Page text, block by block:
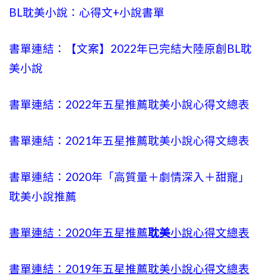
BL耽美小說：心得文+小說書單
書單連結：【文案】2022年已完結大陸原創BL耽
美小說
書單連結：2022年五星推薦耽美小說心得文總表
書單連結：2021年五星推薦耽美小說心得文總表
書單連結：2020年「高質量＋劇情深入＋甜寵」
耽美小說推薦
書單連結：2020年五星推薦耽美小說心得文總表
書單連結：2019年五星推薦耽美小說心得文總表